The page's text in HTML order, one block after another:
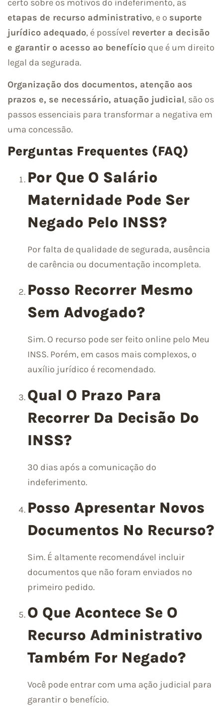
certo sobre os motivos do indeferimento, as
etapas de recurso administrativo, e o suporte
jurídico adequado, é possível reverter a decisão
e garantir o acesso ao benefício que é um direito
legal da segurada.
Organização dos documentos, atenção aos
prazos e, se necessário, atuação judicial, são os
passos essenciais para transformar a negativa em
uma concessão.
Perguntas Frequentes (FAQ)
Por Que O Salário
Maternidade Pode Ser
Negado Pelo INSS?
Por falta de qualidade de segurada, ausência
de carência ou documentação incompleta.
Posso Recorrer Mesmo
Sem Advogado?
Sim. O recurso pode ser feito online pelo Meu
INSS. Porém, em casos mais complexos, o
auxílio jurídico é recomendado.
Qual O Prazo Para
Recorrer Da Decisão Do
INSS?
30 dias após a comunicação do
indeferimento.
Posso Apresentar Novos
Documentos No Recurso?
Sim. É altamente recomendável incluir
documentos que não foram enviados no
primeiro pedido.
O Que Acontece Se O
Recurso Administrativo
Também For Negado?
Você pode entrar com uma ação judicial para
garantir o benefício.